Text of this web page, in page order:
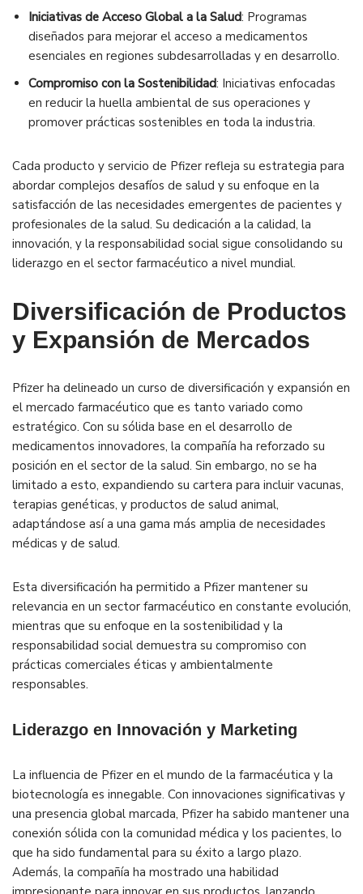
Iniciativas de Acceso Global a la Salud: Programas
diseñados para mejorar el acceso a medicamentos
esenciales en regiones subdesarrolladas y en desarrollo.
Compromiso con la Sostenibilidad: Iniciativas enfocadas
en reducir la huella ambiental de sus operaciones y
promover prácticas sostenibles en toda la industria.
Cada producto y servicio de Pfizer refleja su estrategia para
abordar complejos desafíos de salud y su enfoque en la
satisfacción de las necesidades emergentes de pacientes y
profesionales de la salud. Su dedicación a la calidad, la
innovación, y la responsabilidad social sigue consolidando su
liderazgo en el sector farmacéutico a nivel mundial.
Diversificación de Productos
y Expansión de Mercados
Pfizer ha delineado un curso de diversificación y expansión en
el mercado farmacéutico que es tanto variado como
estratégico. Con su sólida base en el desarrollo de
medicamentos innovadores, la compañía ha reforzado su
posición en el sector de la salud. Sin embargo, no se ha
limitado a esto, expandiendo su cartera para incluir vacunas,
terapias genéticas, y productos de salud animal,
adaptándose así a una gama más amplia de necesidades
médicas y de salud.
Esta diversificación ha permitido a Pfizer mantener su
relevancia en un sector farmacéutico en constante evolución,
mientras que su enfoque en la sostenibilidad y la
responsabilidad social demuestra su compromiso con
prácticas comerciales éticas y ambientalmente
responsables.
Liderazgo en Innovación y Marketing
La influencia de Pfizer en el mundo de la farmacéutica y la
biotecnología es innegable. Con innovaciones significativas y
una presencia global marcada, Pfizer ha sabido mantener una
conexión sólida con la comunidad médica y los pacientes, lo
que ha sido fundamental para su éxito a largo plazo.
Además, la compañía ha mostrado una habilidad